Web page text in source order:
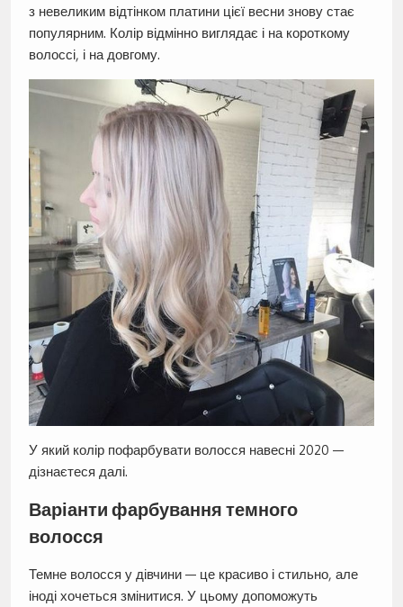
з невеликим відтінком платини цієї весни знову стає
популярним. Колір відмінно виглядає і на короткому
волоссі, і на довгому.
У який колір пофарбувати волосся навесні 2020 —
дізнаєтеся далі.
Варіанти фарбування темного
волосся
Темне волосся у дівчини — це красиво і стильно, але
іноді хочеться змінитися. У цьому допоможуть